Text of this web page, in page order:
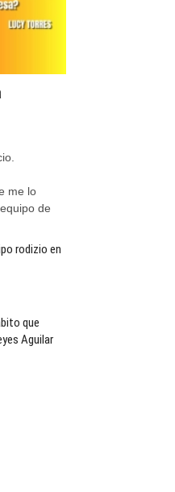
me lo
de
rodizio en
que
Aguilar